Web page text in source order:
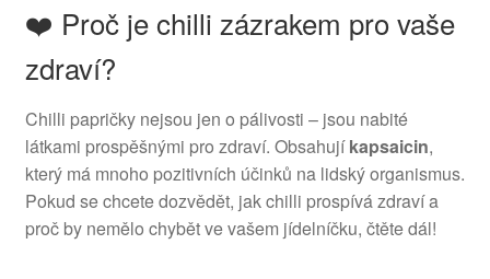
❤️ Proč je chilli zázrakem pro vaše
zdraví?
Chilli papričky nejsou jen o pálivosti – jsou nabité
látkami prospěšnými pro zdraví. Obsahujíkapsaicin,
který má mnoho pozitivních účinků na lidský organismus.
Pokud se chcete dozvědět, jak chilli prospívá zdraví a
proč by nemělo chybět ve vašem jídelníčku, čtěte dál!